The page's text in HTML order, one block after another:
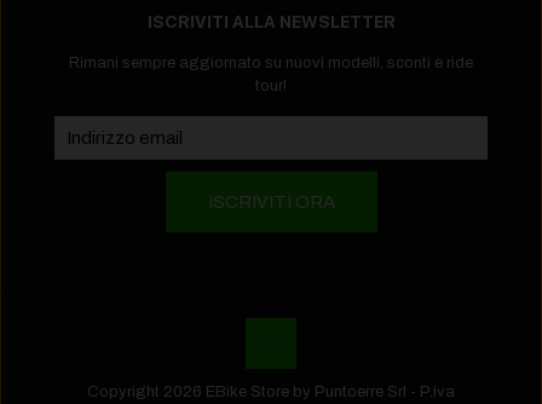
ISCRIVITI ALLA NEWSLETTER
Rimani sempre aggiornato su nuovi modelli, sconti e ride
tour!
Copyright 2026 EBike Store by Puntoerre Srl - P.iva